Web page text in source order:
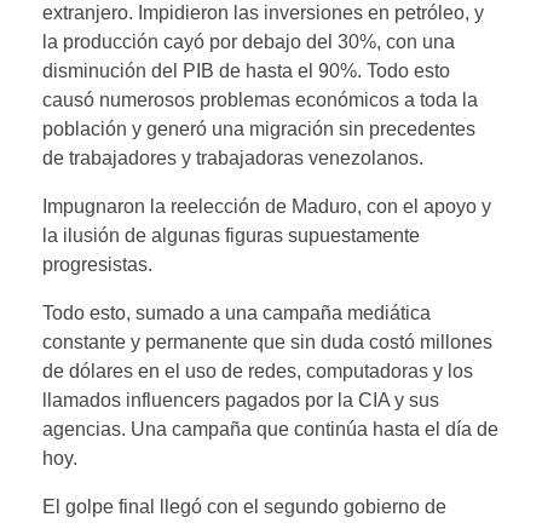
extranjero. Impidieron las inversiones en petróleo, y
la producción cayó por debajo del 30%, con una
disminución del PIB de hasta el 90%. Todo esto
causó numerosos problemas económicos a toda la
población y generó una migración sin precedentes
de trabajadores y trabajadoras venezolanos.
Impugnaron la reelección de Maduro, con el apoyo y
la ilusión de algunas figuras supuestamente
progresistas.
Todo esto, sumado a una campaña mediática
constante y permanente que sin duda costó millones
de dólares en el uso de redes, computadoras y los
llamados influencers pagados por la CIA y sus
agencias. Una campaña que continúa hasta el día de
hoy.
El golpe final llegó con el segundo gobierno de